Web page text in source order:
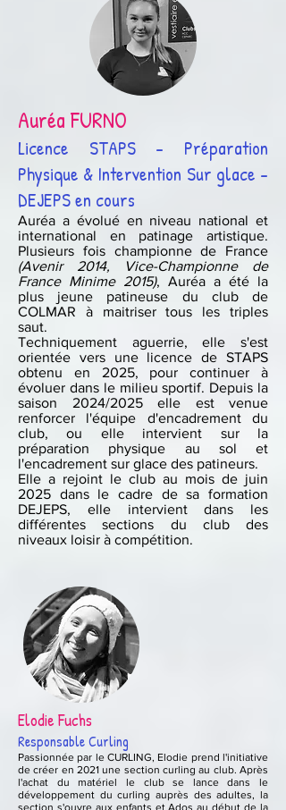
Auréa FURNO
Licence STAPS - Préparation
Physique & Intervention Sur glace -
DEJEPS en cours
Auréa a évolué en niveau national et
international en patinage artistique.
Plusieurs fois championne de France
(Avenir 2014, Vice-Championne de
France Minime 2015), Auréa a été la
plus jeune patineuse du club de
COLMAR à maitriser tous les triples
saut.
Techniquement aguerrie, elle s'est
orientée vers une licence de STAPS
obtenu en 2025, pour continuer à
évoluer dans le milieu sportif. Depuis la
saison 2024/2025 elle est venue
renforcer l'équipe d'encadrement du
club, ou elle intervient sur la
préparation physique au sol et
l'encadrement sur glace des patineurs.
Elle a rejoint le club au mois de juin
2025 dans le cadre de sa formation
DEJEPS, elle intervient dans les
différentes sections du club des
niveaux loisir à compétition.
Elodie Fuchs
Responsable Curling
Passionnée par le CURLING, Elodie prend l'initiative
de créer en 2021 une section curling au club. Après
l'achat du matériel le club se lance dans le
développement du curling auprès des adultes, la
section s'ouvre aux enfants et Ados au début de la